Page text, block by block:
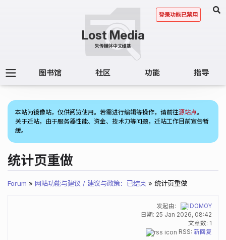
图书馆 社区 功能 指导
登录功能已禁用
本站为镜像站，仅供阅览使用。若需进行编辑等操作，请前往源站点。
关于迁站，由于服务器性能、资金、技术力等问题，迁站工作目前宣告暂
缓。
统计页重做
Forum » 网站功能与建议 / 建议与政策：已结束 » 统计页重做
发起由:
IDOMOY
日期: 25 Jan 2026, 08:42
文章数: 1
RSS: 新回复